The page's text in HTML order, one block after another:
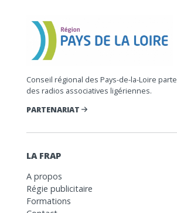
Conseil régional des Pays-de-la-Loire
des radios associatives ligériennes.
PARTENARIAT
LA FRAP
A propos
Régie publicitaire
Formations